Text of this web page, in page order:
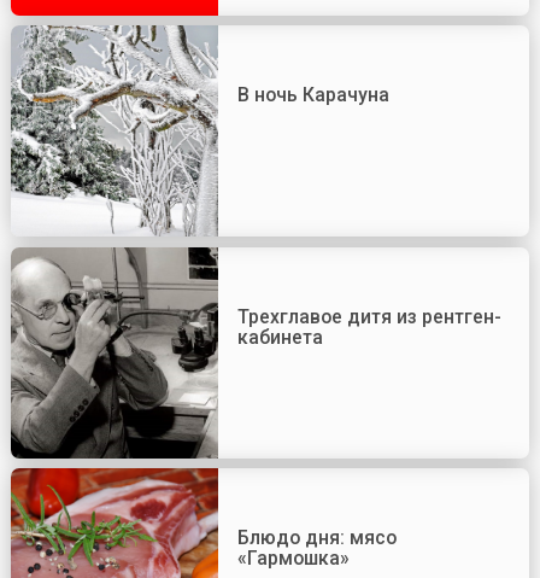
В ночь Карачуна
Трехглавое дитя из рентген-
кабинета
Блюдо дня: мясо
«Гармошка»